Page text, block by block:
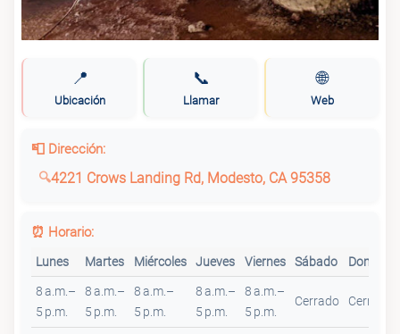
📍
Ubicación
📞
Llamar
🌐
Web
📮 Dirección:
4221 Crows Landing Rd, Modesto, CA 95358
⏰ Horario:
Lunes Martes Miércoles Jueves Viernes Sábado Domingo
8 a.m.–
5 p.m.
8 a.m.–
5 p.m.
8 a.m.–
5 p.m.
8 a.m.–
5 p.m.
8 a.m.–
5 p.m.
Cerrado Cerrado